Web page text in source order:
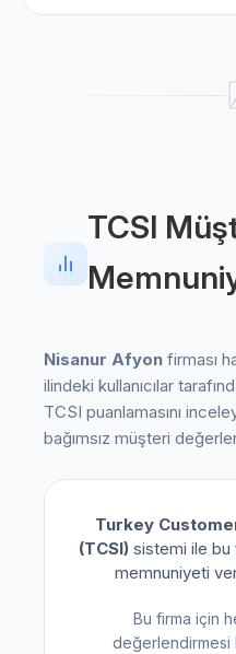
TCSI
Nisanur Afyon firması
ilindeki kullanıcılar
TCSI puanlamasını
bağımsız müşteri
Turkey
(TCSI)sistemi ile bu
memnuniyeti
Bu firma için
değerlendirmesi